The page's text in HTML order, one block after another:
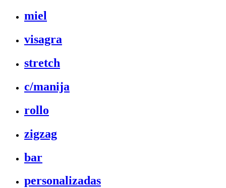
miel
visagra
stretch
c/manija
rollo
zigzag
bar
personalizadas